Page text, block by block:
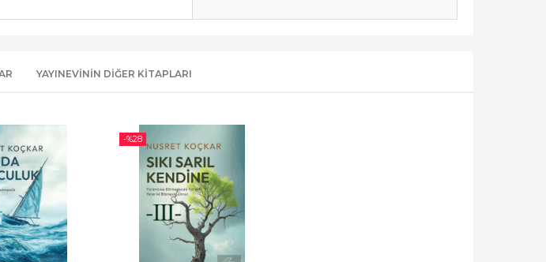
YAYINEVININ DIĞER KITAPLARI
-%28